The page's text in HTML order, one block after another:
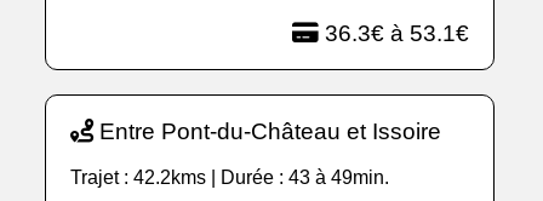
36.3€ à 53.1€
Entre Pont-du-Château et Issoire
Trajet : 42.2kms | Durée : 43 à 49min.